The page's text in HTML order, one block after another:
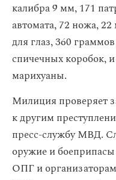
калибра 9 мм, 171
автомата, 72 ножа,
для глаз, 360
спичечных коробок,
марихуаны.
Милиция проверяет
к другим
пресс-службу МВД.
оружие и
ОПГ и организаторам